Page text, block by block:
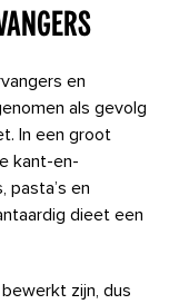
en
als gevolg
In een groot
kant-en-
pasta’s en
dieet een
zijn, dus